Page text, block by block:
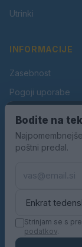
Utrinki
INFORMACIJE
Zasebnost
Pogoji uporabe
Oglaševanje
Kontakt
Bodite na
poštni predal.
Strinjam se s
podatkov.